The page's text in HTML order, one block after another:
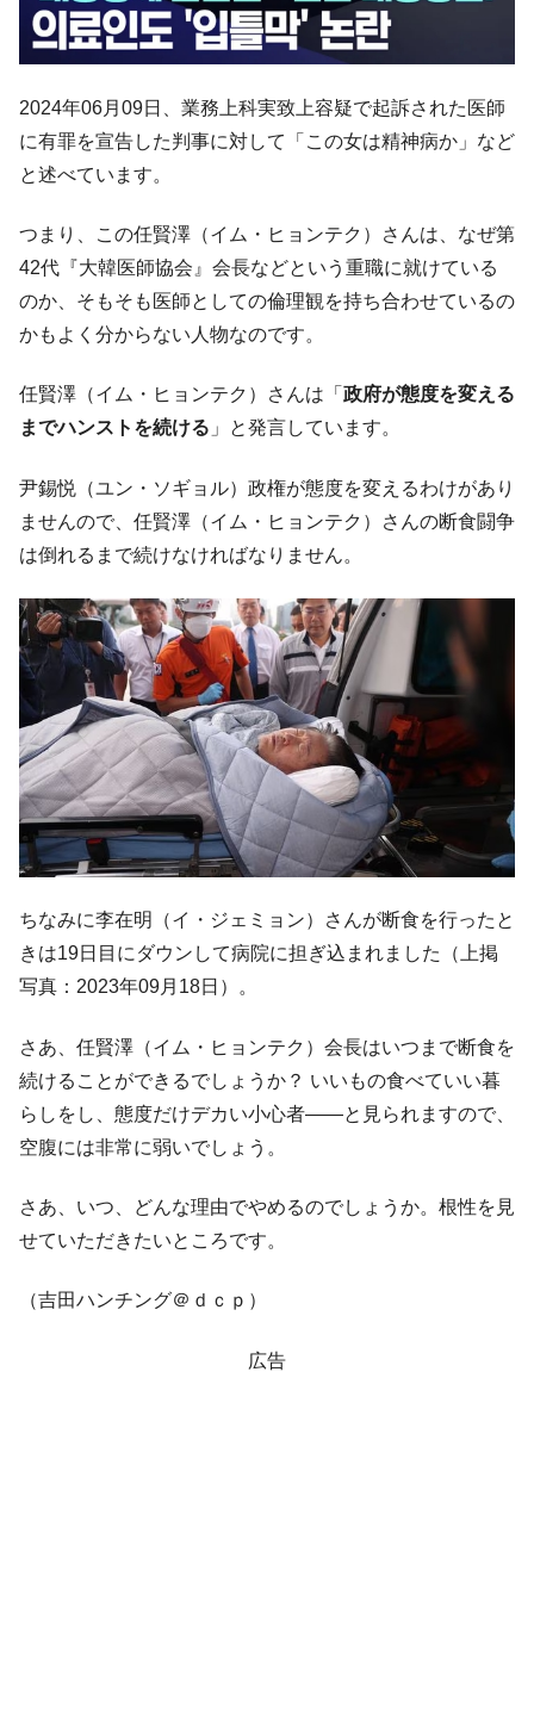
2024年06月09日、業務上科実致上容疑で起訴された医師
に有罪を宣告した判事に対して「この女は精神病か」など
と述べています。
つまり、この任賢澤（イム・ヒョンテク）さんは、なぜ第
42代『大韓医師協会』会長などという重職に就けている
のか、そもそも医師としての倫理観を持ち合わせているの
かもよく分からない人物なのです。
任賢澤（イム・ヒョンテク）さんは「 政府が態度を変える
までハンストを続ける 」と発言しています。
尹錫悦（ユン・ソギョル）政権が態度を変えるわけがあり
ませんので、任賢澤（イム・ヒョンテク）さんの断食闘争
は倒れるまで続けなければなりません。
ちなみに李在明（イ・ジェミョン）さんが断食を行ったと
きは19日目にダウンして病院に担ぎ込まれました（上掲
写真：2023年09月18日）。
さあ、任賢澤（イム・ヒョンテク）会長はいつまで断食を
続けることができるでしょうか？ いいもの食べていい暮
らしをし、態度だけデカい小心者――と見られますので、
空腹には非常に弱いでしょう。
さあ、いつ、どんな理由でやめるのでしょうか。根性を見
せていただきたいところです。
（吉田ハンチング＠ｄｃｐ）
広告